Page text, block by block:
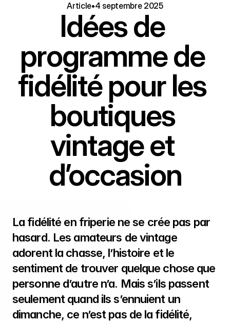
Article•4 septembre 2025
Idées de
programme de
fidélité pour les
boutiques
vintage et
d’occasion
La fidélité en friperie ne se crée pas par
hasard. Les amateurs de vintage
adorent la chasse, l’histoire et le
sentiment de trouver quelque chose que
personne d’autre n’a. Mais s’ils passent
seulement quand ils s’ennuient un
dimanche, ce n’est pas de la fidélité,